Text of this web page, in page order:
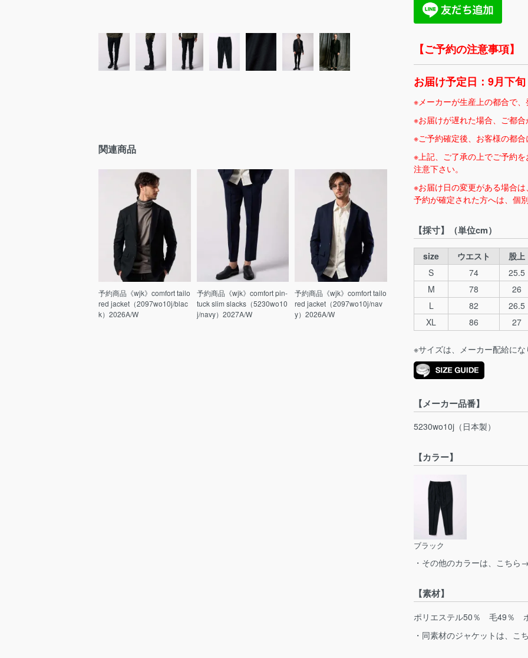
関連商品
予約商品《wjk》comfort tailo
red jacket（2097wo10j/blac
k）2026A/W
予約商品《wjk》comfort pin-
tuck slim slacks（5230wo10
j/navy）2027A/W
予約商品《wjk》comfort tailo
red jacket（2097wo10j/nav
y）2026A/W
【ご予約の注意事項】
お届け予定日：9月下旬
※メーカーが生産上の都合で、
※お届けが遅れた場合、ご都合
※ご予約確定後、お客様の都合
※上記、ご了承の上でご予約
注意下さい。
※お届け日の変更がある場合
予約が確定された方へは、個
【採寸】（単位cm）
size ウエスト 股上
S
74 25.5
M
78 26
L
82 26.5
XL
86 27
※サイズは、メーカー配給にな
【メーカー品番】
5230wo10j（日本製）
【カラー】
ブラック
・その他のカラーは、こちら→
【素材】
ポリエステル50％ 毛49％
・同素材のジャケットは、こ